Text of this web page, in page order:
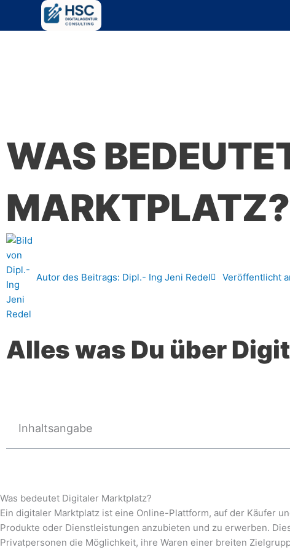
WAS
MARKTPLATZ?
Autor des Beitrags: Dipl.- Ing Jeni Redel Veröffentlicht
Alles was Du über
Inhaltsangabe
Was bedeutet Digitaler Marktplatz?
Ein digitaler Marktplatz ist eine Online-Plattform, auf der Käufer
Produkte oder Dienstleistungen anzubieten und zu erwerben.
Privatpersonen die Möglichkeit, ihre Waren einer breiten